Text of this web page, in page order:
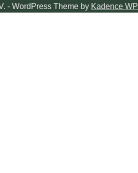
- WordPress Theme by Kadence WP